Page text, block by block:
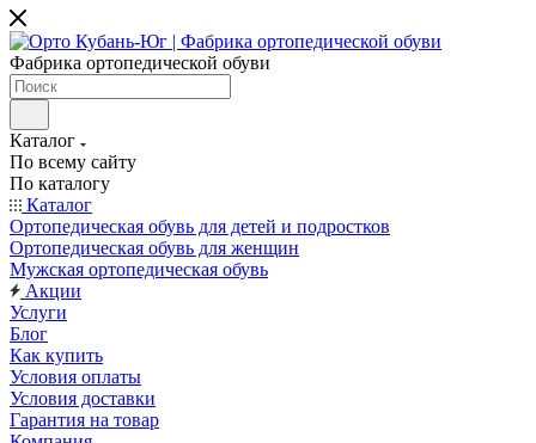
Фабрика ортопедической обуви
Каталог
По всему сайту
По каталогу
Каталог
Ортопедическая обувь для детей и подростков
Ортопедическая обувь для женщин
Мужская ортопедическая обувь
Акции
Услуги
Блог
Как купить
Условия оплаты
Условия доставки
Гарантия на товар